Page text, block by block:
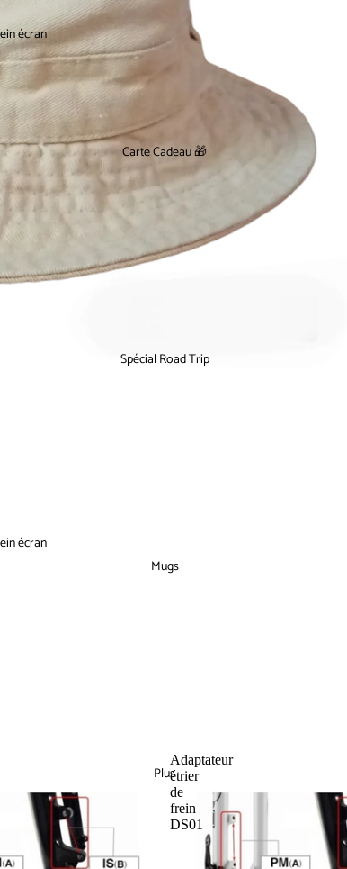
Carte Cadeau 🎁
Spécial Road Trip
Mugs
Plus
écran
écran
Adaptateur
étrier
de
frein
DS01